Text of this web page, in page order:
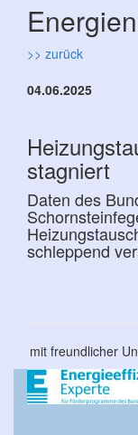
>> zurück
04.06.2025
stagniert
Daten des
schleppend
mit freundlicher